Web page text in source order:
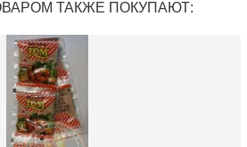
ТАКЖЕ ПОКУПАЮТ: